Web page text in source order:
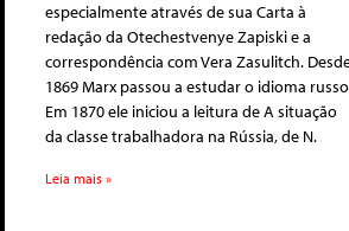
especialmente através de sua Carta à
redação da Otechestvenye Zapiski e a
correspondência com Vera Zasulitch.
1869 Marx passou a estudar o idioma
Em 1870 ele iniciou a leitura de A situação
da classe trabalhadora na Rússia, de N.
Leia mais »